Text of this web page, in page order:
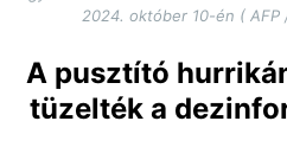
2024. október 10-én ( AFP
A pusztító
tüzelték a